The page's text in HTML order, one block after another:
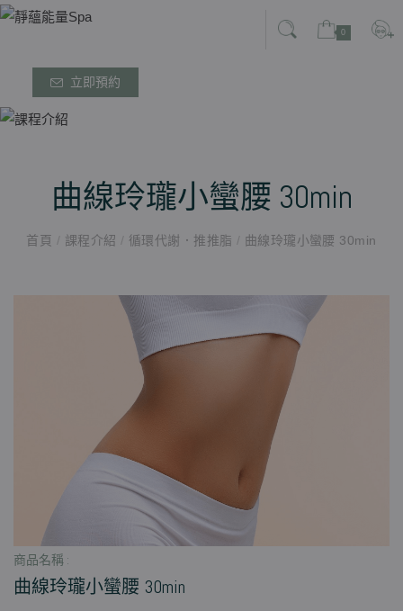
0
立即預約
曲線玲瓏小蠻腰 30min
首頁 / 課程介紹 / 循環代謝．推推脂 / 曲線玲瓏小蠻腰 30min
商品名稱 :
曲線玲瓏小蠻腰 30min